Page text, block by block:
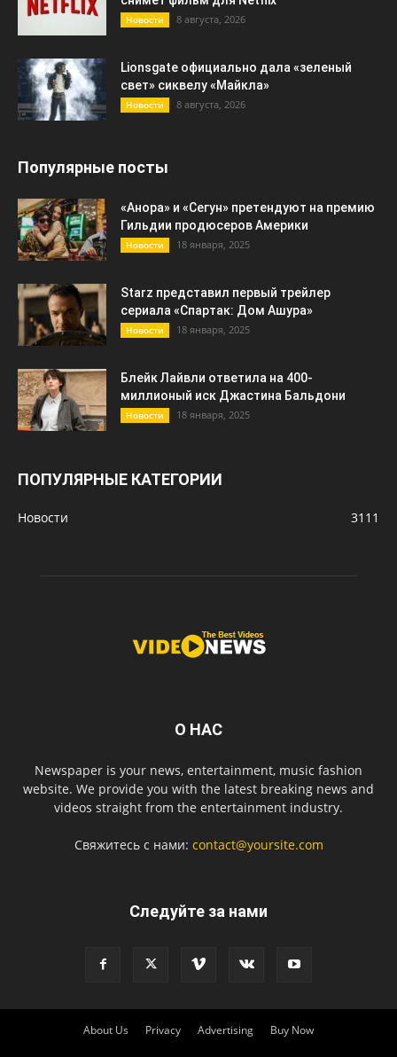
Новости 8 августа, 2026
Lionsgate официально дала «зеленый
свет» сиквелу «Майкла»
Новости 8 августа, 2026
Популярные посты
«Анора» и «Сегун» претендуют на премию
Гильдии продюсеров Америки
Новости 18 января, 2025
Starz представил первый трейлер
сериала «Спартак: Дом Ашура»
Новости 18 января, 2025
Блейк Лайвли ответила на 400-
миллионый иск Джастина Бальдони
Новости 18 января, 2025
ПОПУЛЯРНЫЕ КАТЕГОРИИ
Новости 3111
О НАС
Newspaper is your news, entertainment, music fashion
website. We provide you with the latest breaking news and
videos straight from the entertainment industry.
Свяжитесь с нами: contact@yoursite.com
Следуйте за нами
About Us Privacy Advertising Buy Now